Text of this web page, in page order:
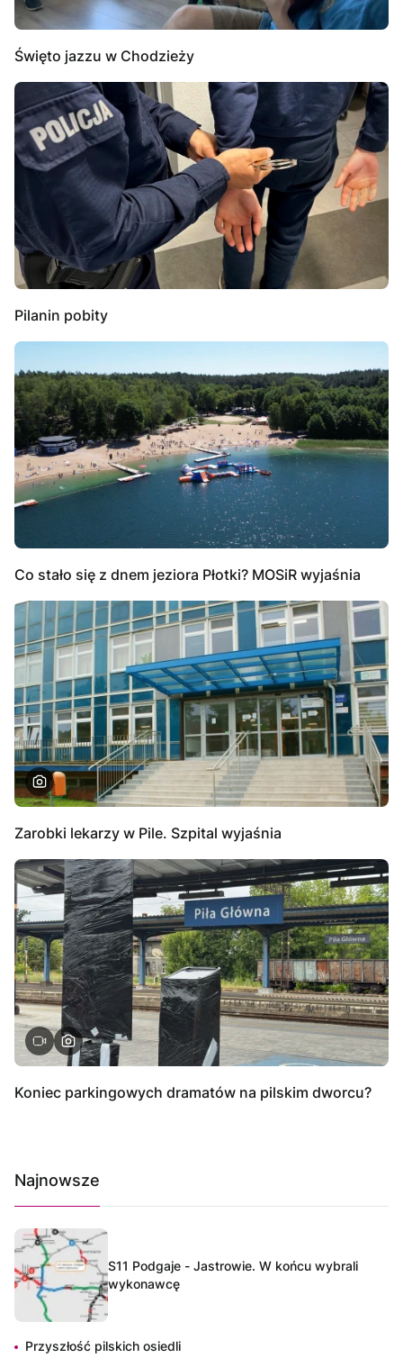
Święto jazzu w Chodzieży
Pilanin pobity
Co stało się z dnem jeziora Płotki? MOSiR wyjaśnia
Zarobki lekarzy w Pile. Szpital wyjaśnia
Koniec parkingowych dramatów na pilskim dworcu?
Najnowsze
S11 Podgaje - Jastrowie. W końcu wybrali
wykonawcę
Przyszłość pilskich osiedli